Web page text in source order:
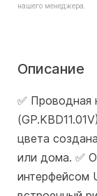
нашего менеджера.
Описание
✅ Проводная
цвета
или дома. ✅
интерфейсом